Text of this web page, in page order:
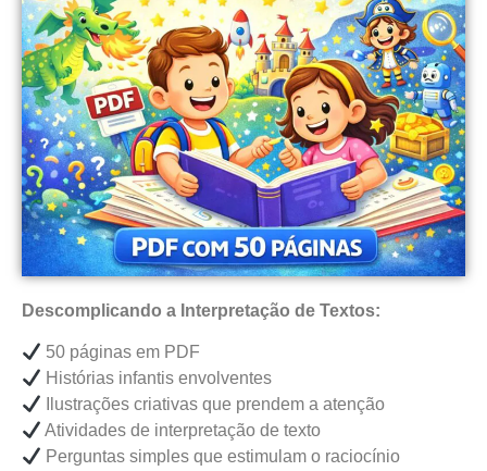
Descomplicando a Interpretação de Textos:
50 páginas em PDF
Histórias infantis envolventes
Ilustrações criativas que prendem a atenção
Atividades de interpretação de texto
Perguntas simples que estimulam o raciocínio